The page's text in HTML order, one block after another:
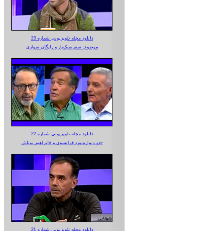
دانلود مجله تلویزیونی شماره 23
موضوع: سفرسبک‌بار و رایگان سواری
دانلود مجله تلویزیونی شماره 22
دو دیواره‌نورد فرانسوی و «ابراهیم نوتاش»
دانلود مجله تلویزیونی شماره 21